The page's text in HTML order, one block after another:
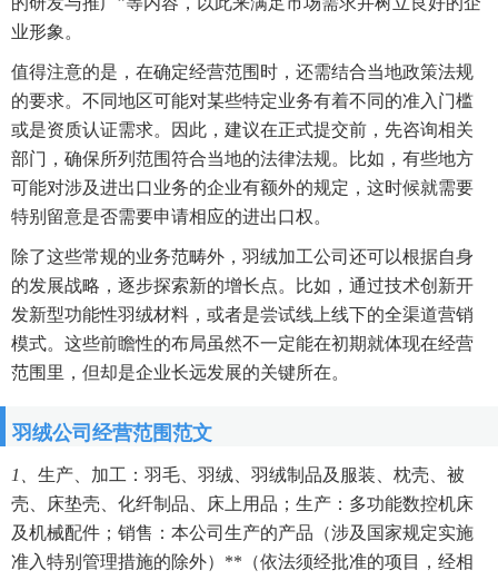
业形象。
值得注意的是，在确定经营范围时，还需结合当地政策法规
的要求。不同地区可能对某些特定业务有着不同的准入门槛
或是资质认证需求。因此，建议在正式提交前，先咨询相关
部门，确保所列范围符合当地的法律法规。比如，有些地方
可能对涉及进出口业务的企业有额外的规定，这时候就需要
特别留意是否需要申请相应的进出口权。
除了这些常规的业务范畴外，羽绒加工公司还可以根据自身
的发展战略，逐步探索新的增长点。比如，通过技术创新开
发新型功能性羽绒材料，或者是尝试线上线下的全渠道营销
模式。这些前瞻性的布局虽然不一定能在初期就体现在经营
范围里，但却是企业长远发展的关键所在。
羽绒公司经营范围范文
1、 生产、加工：羽毛、羽绒、羽绒制品及服装、枕壳、被
壳、床垫壳、化纤制品、床上用品；生产：多功能数控机床
及机械配件；销售：本公司生产的产品（涉及国家规定实施
准入特别管理措施的除外）**（依法须经批准的项目，经相